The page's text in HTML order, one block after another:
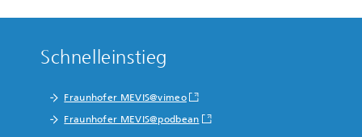
Schnelleinstieg
Fraunhofer MEVIS@vimeo
Fraunhofer MEVIS@podbean